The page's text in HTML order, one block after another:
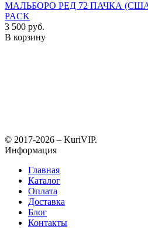
МАЛЬБОРО РЕД 72 ПАЧКА (США)
PACK
3 500 руб.
В корзину
© 2017-2026 – KuriVIP.
Информация
Главная
Каталог
Оплата
Доставка
Блог
Контакты